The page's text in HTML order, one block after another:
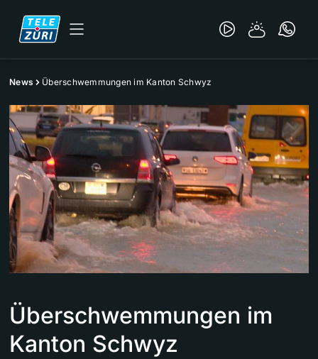
News Überschwemmungen im Kanton Schwyz
Überschwemmungen im
Kanton Schwyz